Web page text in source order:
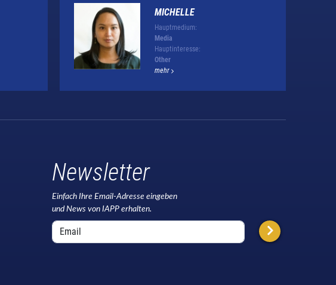
MICHELLE
Hauptmedium:
Media
Hauptinteresse:
Other
mehr
Newsletter
Einfach Ihre Email-Adresse eingeben
und News von IAPP erhalten.